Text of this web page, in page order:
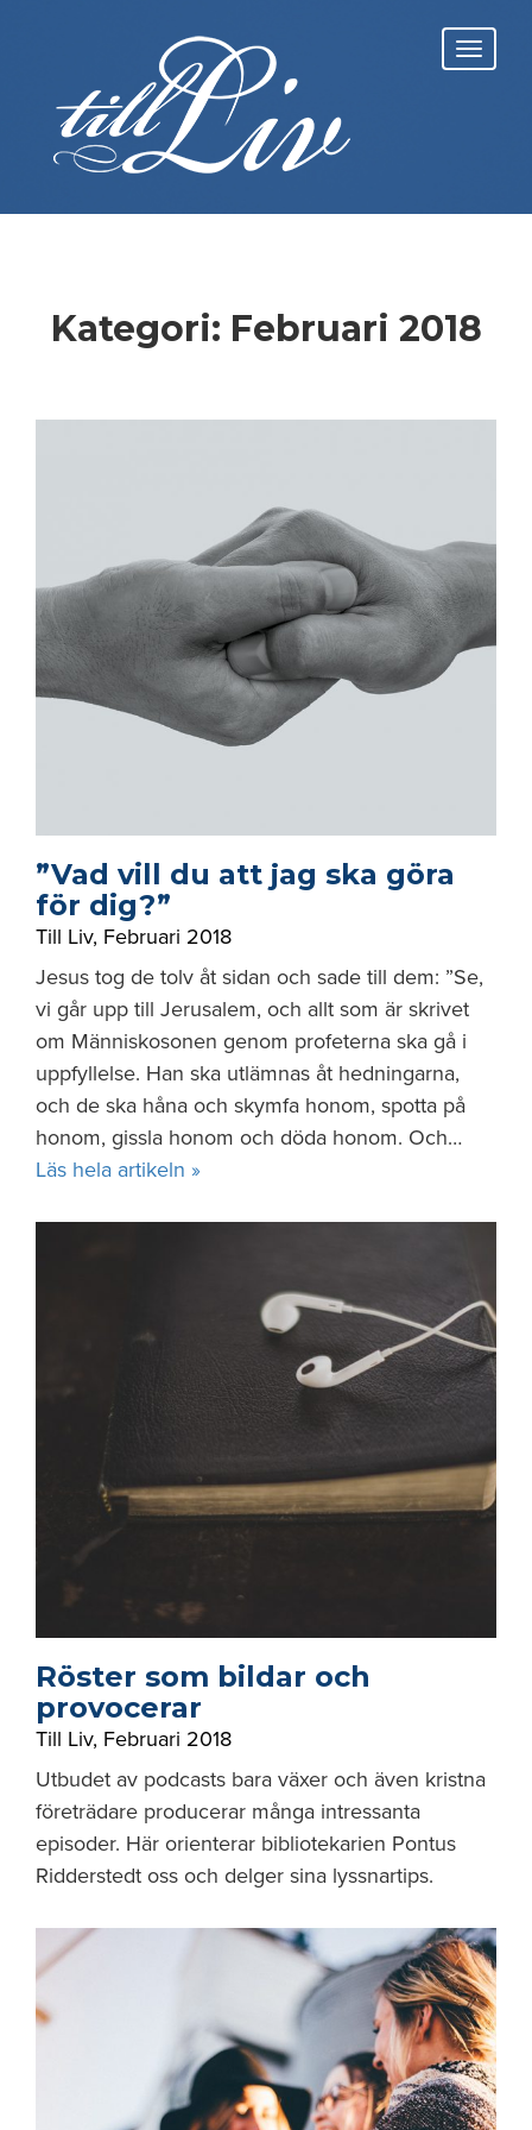
Kategori: Februari 2018
”Vad vill du att jag ska göra
för dig?”
Till Liv, Februari 2018
Jesus tog de tolv åt sidan och sade till dem: ”Se,
vi går upp till Jerusalem, och allt som är skrivet
om Människosonen genom profeterna ska gå i
uppfyllelse. Han ska utlämnas åt hedningarna,
och de ska håna och skymfa honom, spotta på
honom, gissla honom och döda honom. Och…
Läs hela artikeln »
Röster som bildar och
provocerar
Till Liv, Februari 2018
Utbudet av podcasts bara växer och även kristna
företrädare producerar många intressanta
episoder. Här orienterar bibliotekarien Pontus
Ridderstedt oss och delger sina lyssnartips.